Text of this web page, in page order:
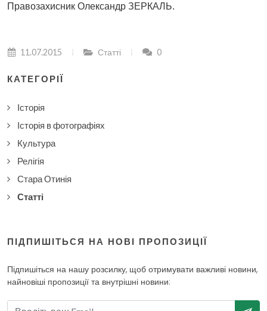
Правозахисник Олександр ЗЕРКАЛЬ.
11.07.2015 Статті 0
КАТЕГОРІЇ
Історія
Історія в фотографіях
Культура
Релігія
Стара Отинія
Статті
ПІДПИШІТЬСЯ НА НОВІ ПРОПОЗИЦІЇ
Підпишіться на нашу розсилку, щоб отримувати важливі новини,
найновіші пропозиції та внутрішні новини: